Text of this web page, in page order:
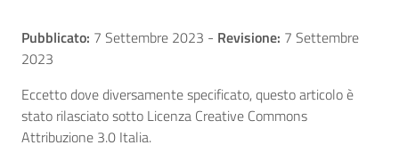
Pubblicato: 7 Settembre 2023 - Revisione: 7 Settembre
2023
Eccetto dove diversamente specificato, questo articolo è
stato rilasciato sotto Licenza Creative Commons
Attribuzione 3.0 Italia.